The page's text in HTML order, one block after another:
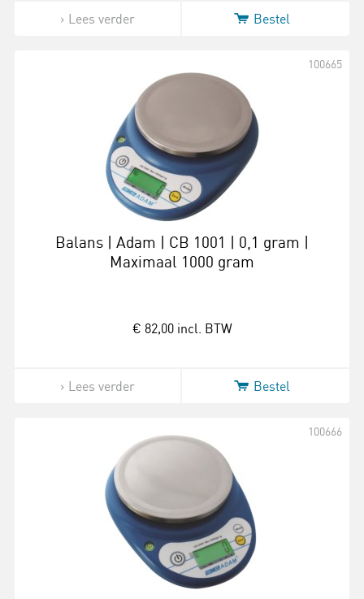
Lees verder Bestel
Balans | Adam | CB 1001 | 0,1 gram |
Maximaal 1000 gram
100665
€ 82,00 incl. BTW
Lees verder Bestel
100666